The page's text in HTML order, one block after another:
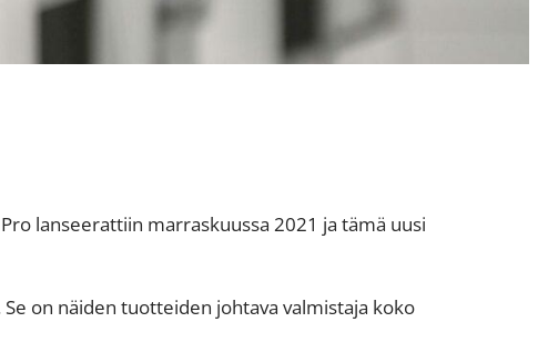
lanseerattiin marraskuussa 2021 ja tämä uusi
on näiden tuotteiden johtava valmistaja koko